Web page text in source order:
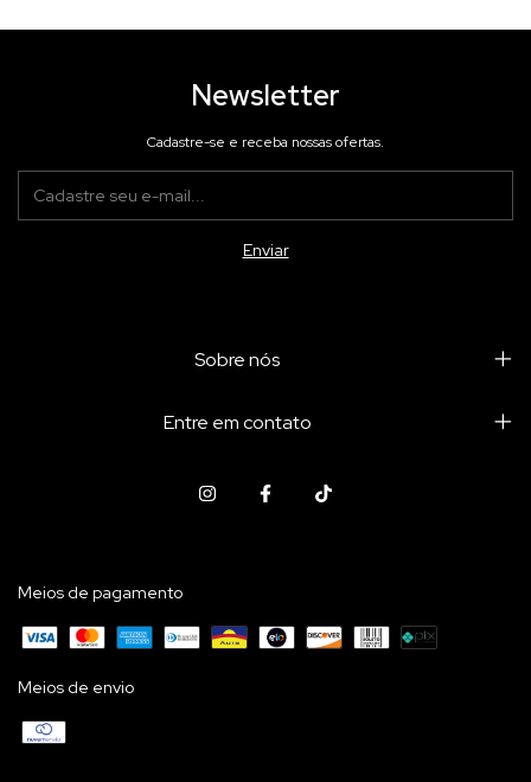
Newsletter
Cadastre-se e receba nossas ofertas.
Sobre nós
Entre em contato
Meios de pagamento
Meios de envio